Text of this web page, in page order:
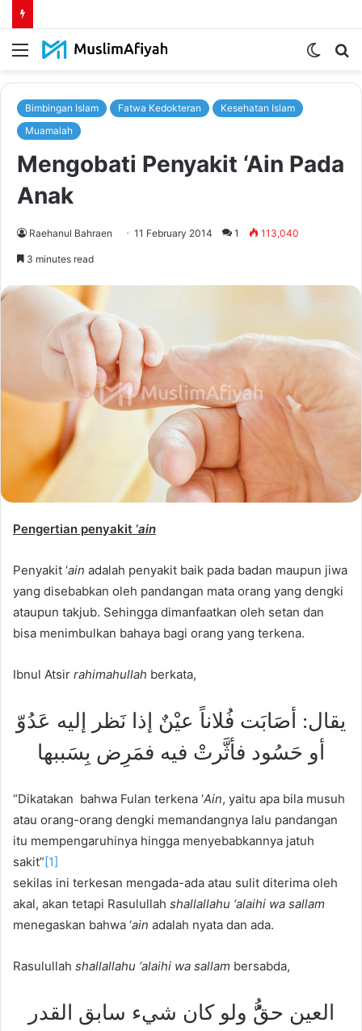
Menu
Switch
Bimbingan Islam Fatwa Kedokteran
Kesehatan Islam
Muamalah
Mengobati Penyakit ‘Ain Pada
Anak
Raehanul Bahraen 11 February 2014 1 113,040
3 minutes read
Pengertian penyakit ‘ain
Penyakit ‘ain adalah penyakit baik pada badan maupun jiwa
yang disebabkan oleh pandangan mata orang yang dengki
ataupun takjub. Sehingga dimanfaatkan oleh setan dan
bisa menimbulkan bahaya bagi orang yang terkena.
Ibnul Atsir rahimahullah berkata,
يقال: أصَابَت فُلاناً عيْنٌ إذا نَظر إليه عَدُوّ
أو حَسُود فأثَّرتْ فيه فمَرِض بِسَببها
“Dikatakan bahwa Fulan terkena ‘Ain, yaitu apa bila musuh
atau orang-orang dengki memandangnya lalu pandangan
itu mempengaruhinya hingga menyebabkannya jatuh
sakit”[1]
sekilas ini terkesan mengada-ada atau sulit diterima oleh
akal, akan tetapi Rasulullah shallallahu ‘alaihi wa sallam
menegaskan bahwa ‘ain adalah nyata dan ada.
Rasulullah shallallahu ‘alaihi wa sallam bersabda,
العين حقُُّ ولو كان شيء سابق القدر